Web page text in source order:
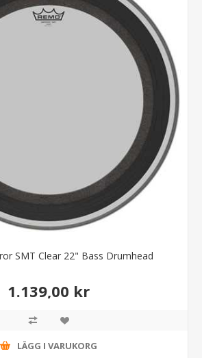
SMT Clear 22" Bass Drumhead
1.139,00 kr
LÄGG I VARUKORG